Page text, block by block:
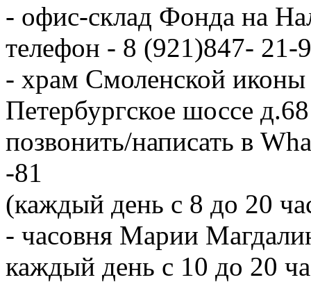
- офис-склад Фонда на
телефон - 8 (921)847- 21-
- храм Смоленской
Петербургское шоссе
позвонить/написать в
-81
(каждый день с 8 до 20
- часовня Марии
каждый день с 10 до 20